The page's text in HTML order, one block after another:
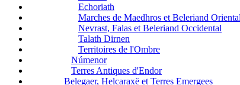
Echoriath
Marches de Maedhros et Beleriand
Nevrast, Falas et Beleriand Occidental
Talath Dirnen
Territoires de l'Ombre
Númenor
Terres Antiques d'Endor
Belegaer, Helcaraxë et Terres Emergees